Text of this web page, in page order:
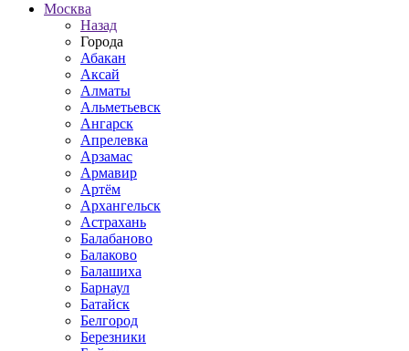
Москва
Назад
Города
Абакан
Аксай
Алматы
Альметьевск
Ангарск
Апрелевка
Арзамас
Армавир
Артём
Архангельск
Астрахань
Балабаново
Балаково
Балашиха
Барнаул
Батайск
Белгород
Березники